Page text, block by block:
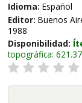
Idioma: Español
Editor: Buenos
1988
Disponibilidad:
topográfica: